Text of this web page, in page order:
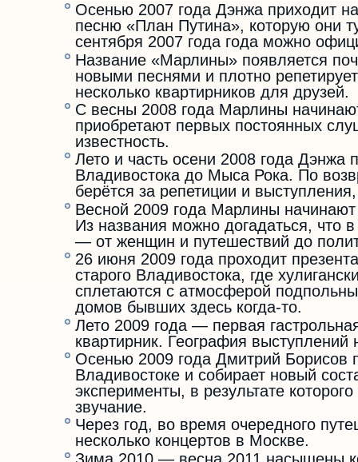
Осенью 2007 года Дэнжа приходит
песню «План Путина», которую они
сентября 2007 года года можно
Название «Марлины» появляется
новыми песнями и плотно
несколько квартирников для друзей.
С весны 2008 года Марлины
приобретают первых постоянных
известность.
Лето и часть осени 2008 года Дэнжа
Владивостока до Мыса Рока. По
берётся за репетиции и
Весной 2009 года Марлины
Из названия можно догадаться, что
— от женщин и путешествий до
26 июня 2009 года проходит
старого Владивостока, где
сплетаются с атмосферой
домов бывших здесь когда-то.
Лето 2009 года — первая
квартирник. География выступлений
Осенью 2009 года Дмитрий Борисов
Владивостоке и собирает новый
эксперименты, в результате
звучание.
Через год, во время очередного
несколько концертов в Москве.